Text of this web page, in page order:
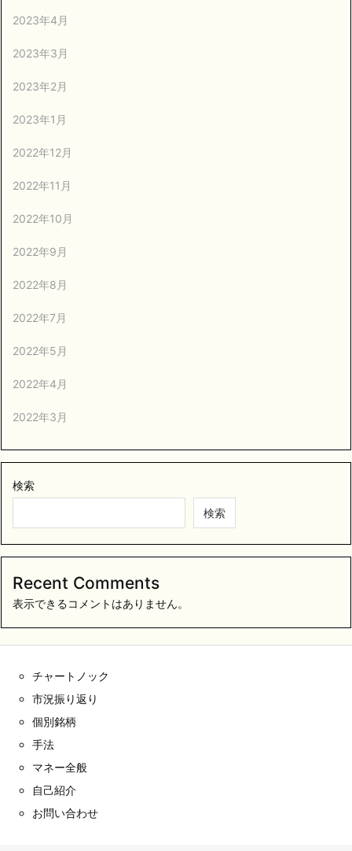
2023年4月
2023年3月
2023年2月
2023年1月
2022年12月
2022年11月
2022年10月
2022年9月
2022年8月
2022年7月
2022年5月
2022年4月
2022年3月
検索
検索
Recent Comments
表示できるコメントはありません。
チャートノック
市況振り返り
個別銘柄
手法
マネー全般
自己紹介
お問い合わせ